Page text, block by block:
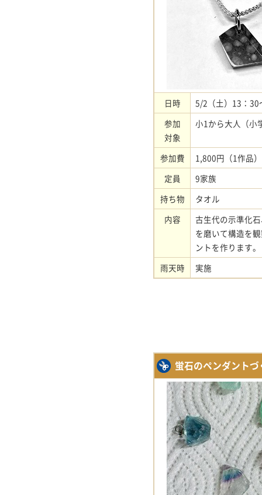
日時
5/2（土）13：30
参加
対象
小1から大人（小
参加費
1,800円（1作品）
定員
9家族
持ち物
タオル
内容
古生代の示準化
を磨いて構造を
ントを作ります。
雨天時
実施
蛍石のペンダント